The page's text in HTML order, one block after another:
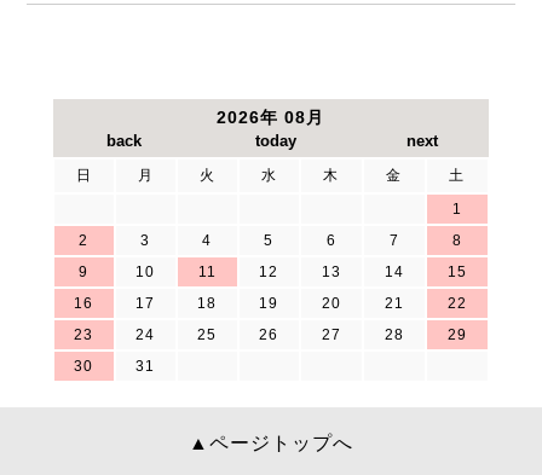
2026年 08月
日 月 火 水 木 金
土
1
2
3 4 5 6 7
8
9
10 11 12 13 14
15
16
17 18 19 20 21
22
23
24 25 26 27 28
29
30
31
▲ページトップへ